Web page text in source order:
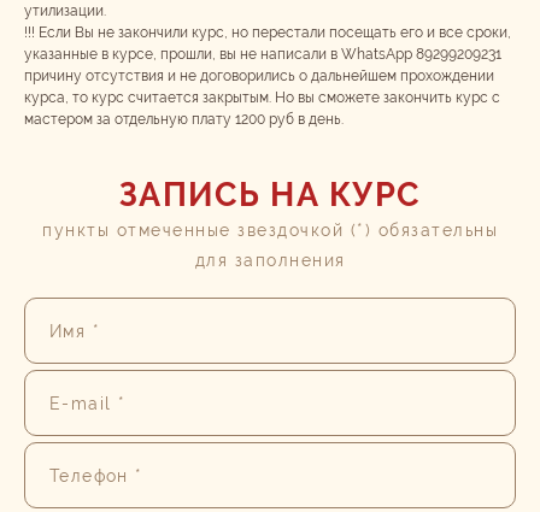
утилизации.
!!! Если Вы не закончили курс, но перестали посещать его и все сроки,
указанные в курсе, прошли, вы не написали в WhatsApp 89299209231
причину отсутствия и не договорились о дальнейшем прохождении
курса, то курс считается закрытым. Но вы сможете закончить курс с
мастером за отдельную плату 1200 руб в день.
ЗАПИСЬ НА КУРС
пункты отмеченные звездочкой (*) обязательны
для заполнения
Имя *
E-mail *
Телефон *